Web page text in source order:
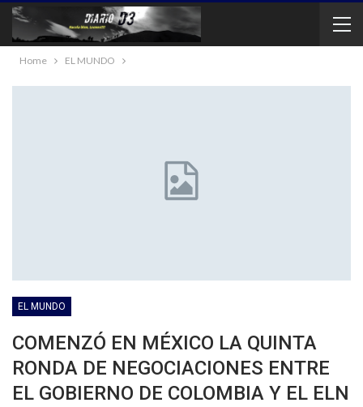
Home EL MUNDO
EL MUNDO
COMENZÓ EN MÉXICO LA QUINTA
RONDA DE NEGOCIACIONES ENTRE
EL GOBIERNO DE COLOMBIA Y EL ELN